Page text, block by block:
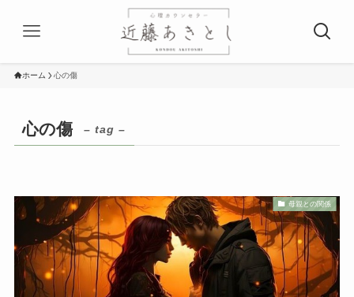
ホーム 心の傷
心の傷 – tag –
母親との関係